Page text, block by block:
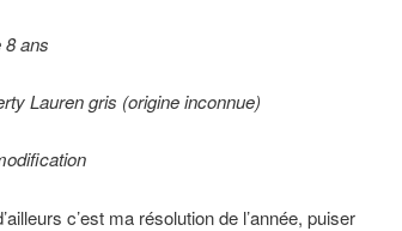
8 ans
Lauren gris (origine inconnue)
c’est ma résolution de l’année, puiser